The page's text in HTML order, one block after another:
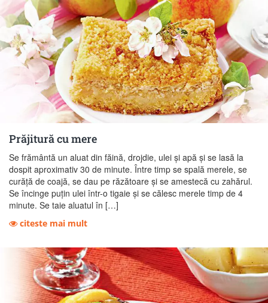
Prăjitură cu mere
Se frământă un aluat din făină, drojdie, ulei şi apă şi se lasă la
dospit aproximativ 30 de minute. Între timp se spală merele, se
curăţă de coajă, se dau pe răzătoare şi se amestecă cu zahărul.
Se încinge puţin ulei într-o tigaie şi se călesc merele timp de 4
minute. Se taie aluatul în […]
citeste mai mult